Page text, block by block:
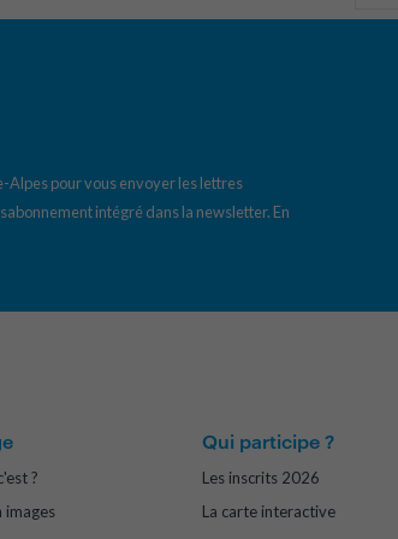
Alpes pour vous envoyer les lettres
intégré dans la newsletter. En
?
images
Qui participe ?
Les inscrits 2026
La carte interactive